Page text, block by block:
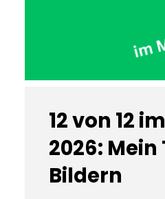
12 von 12
2026: Mein
Bildern